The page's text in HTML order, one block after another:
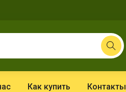
Как купить Контакты